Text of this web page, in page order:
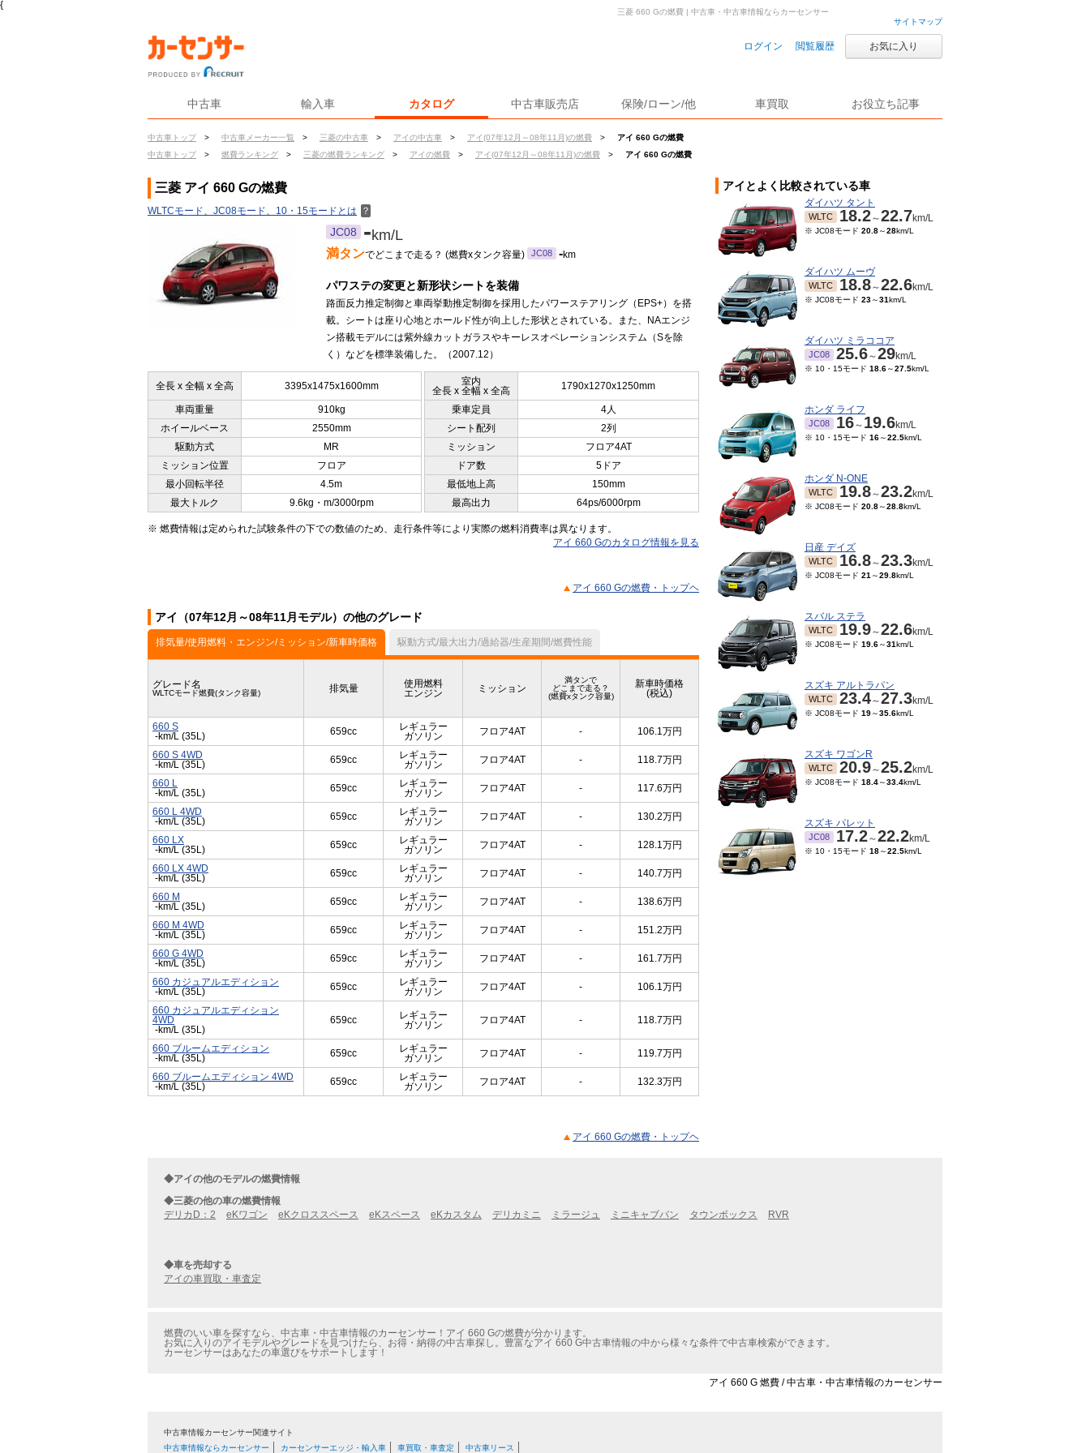
{
サイトマップ
ログイン 閲覧履歴 お気に入り
中古車 輸入車 カタログ 中古車販売店 保険/ローン/他 車買取 お役立ち記事
中古車トップ > 中古車メーカー一覧 > 三菱の中古車 > アイの中古車 > アイ(07年12月～08年11月)の燃費 >
アイ 660 Gの燃費
中古車トップ
> 燃費ランキング > 三菱の燃費ランキング > アイの燃費 > アイ(07年12月～08年11月)の燃費 > アイ 660 Gの燃費
三菱 660 Gの燃費 | 中古車・中古車情報ならカーセンサー
三菱 アイ 660 Gの燃費
WLTCモード、JC08モード、10・15モードとは ？
JC08 -km/L
満タンでどこまで走る？ (燃費xタンク容量) JC08 -km
パワステの変更と新形状シートを装備
路面反力推定制御と車両挙動推定制御を採用したパワーステアリング（EPS+）を搭
載。シートは座り心地とホールド性が向上した形状とされている。また、NAエンジ
ン搭載モデルには紫外線カットガラスやキーレスオペレーションシステム（Sを除
く）などを標準装備した。（2007.12）
全長 x 全幅 x 全高 3395x1475x1600mm
室内
全長 x 全幅 x 全高
1790x1270x1250mm
車両重量 910kg 乗車定員
4人
ホイールベース
2550mm シート配列
2列
駆動方式
MR ミッション
フロア4AT
ミッション位置
フロア ドア数
5ドア
最小回転半径
4.5m 最低地上高
150mm
最大トルク
9.6kg・m/3000rpm 最高出力 64ps/6000rpm
※ 燃費情報は定められた試験条件の下での数値のため、走行条件等により実際の燃料消費率は異なります。
アイ 660 Gのカタログ情報を見る
アイ 660 Gの燃費・トップヘ
アイ（07年12月～08年11月モデル）の他のグレード
排気量/使用燃料・エンジン/ミッション/新車時価格 駆動方式/最大出力/過給器/生産期間/燃費性能
グレード名
WLTCモード燃費(タンク容量) 排気量
使用燃料
エンジン
ミッション
満タンで
どこまで走る？
(燃費xタンク容量)
新車時価格
(税込)
660 S
-km/L (35L)
659cc
レギュラー
ガソリン
フロア4AT - 106.1万円
660 S 4WD
-km/L (35L)
659cc
レギュラー
ガソリン
フロア4AT - 118.7万円
660 L
-km/L (35L)
659cc
レギュラー
ガソリン
フロア4AT - 117.6万円
660 L 4WD
-km/L (35L)
659cc
レギュラー
ガソリン
フロア4AT - 130.2万円
660 LX
-km/L (35L)
659cc
レギュラー
ガソリン
フロア4AT - 128.1万円
660 LX 4WD
-km/L (35L)
659cc
レギュラー
ガソリン
フロア4AT - 140.7万円
660 M
-km/L (35L)
659cc
レギュラー
ガソリン
フロア4AT - 138.6万円
660 M 4WD
-km/L (35L)
659cc
レギュラー
ガソリン
フロア4AT - 151.2万円
660 G 4WD
-km/L (35L)
659cc
レギュラー
ガソリン
フロア4AT - 161.7万円
660 カジュアルエディション
-km/L (35L)
659cc
レギュラー
ガソリン
フロア4AT - 106.1万円
660 カジュアルエディション
4WD
-km/L (35L)
659cc
レギュラー
ガソリン
フロア4AT - 118.7万円
660 ブルームエディション
-km/L (35L)
659cc
レギュラー
ガソリン
フロア4AT - 119.7万円
660 ブルームエディション 4WD
-km/L (35L)
659cc
レギュラー
ガソリン
フロア4AT - 132.3万円
アイ 660 Gの燃費・トップヘ
アイとよく比較されている車
ダイハツ タント
WLTC 18.2～22.7km/L
※ JC08モード 20.8～28km/L
ダイハツ ムーヴ
WLTC 18.8～22.6km/L
※ JC08モード 23～31km/L
ダイハツ ミラココア
JC08 25.6～29km/L
※ 10・15モード 18.6～27.5km/L
ホンダ ライフ
JC08 16～ 19.6km/L
※ 10・15モード 16～22.5km/L
ホンダ N-ONE
WLTC 19.8～23.2km/L
※ JC08モード 20.8～28.8km/L
日産 デイズ
WLTC 16.8～23.3km/L
※ JC08モード 21 ～29.8km/L
スバル ステラ
WLTC 19.9～22.6km/L
※ JC08モード 19.6～31km/L
スズキ アルトラパン
WLTC 23.4～27.3km/L
※ JC08モード 19～35.6km/L
スズキ ワゴンR
WLTC 20.9～25.2km/L
※ JC08モード 18.4～33.4km/L
スズキ パレット
JC08 17.2～22.2km/L
※ 10・15モード 18～22.5km/L
◆アイの他のモデルの燃費情報
◆三菱の他の車の燃費情報
デリカD：2
eKワゴン eKクロススペース eKスペース eKカスタム デリカミニ ミラージュ ミニキャブバン タウンボックス RVR
◆車を売却する
アイの車買取・車査定
燃費のいい車を探すなら、中古車・中古車情報のカーセンサー！アイ 660 Gの燃費が分かります。
お気に入りのアイモデルやグレードを見つけたら、お得・納得の中古車探し。豊富なアイ 660 G中古車情報の中から様々な条件で中古車検索ができます。
カーセンサーはあなたの車選びをサポートします！
アイ 660 G 燃費 / 中古車・中古車情報のカーセンサー
中古車情報カーセンサー関連サイト
中古車情報ならカーセンサー
カーセンサーエッジ・輸入車 車買取・車査定 中古車リース